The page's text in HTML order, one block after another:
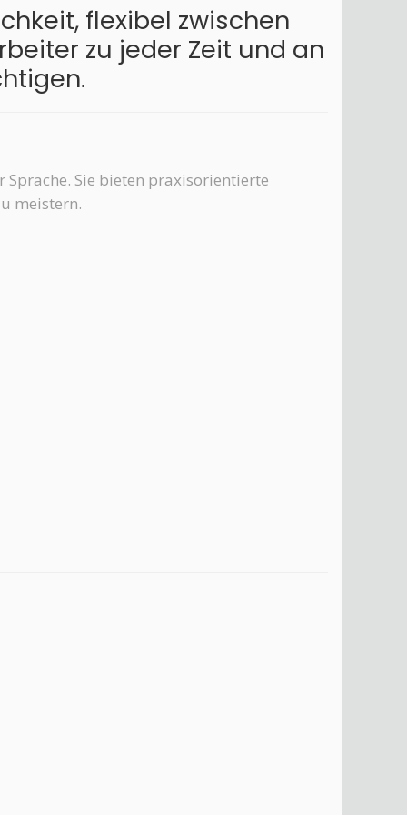
flexibel zwischen
zu jeder Zeit und an
Sprache. Sie bieten praxisorientierte
meistern.